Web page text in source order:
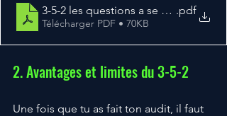
3-5-2 les questions a se poser
.pdf
Télécharger PDF • 70KB
2. Avantages et limites du 3-5-2
Une fois que tu as fait ton audit, il faut